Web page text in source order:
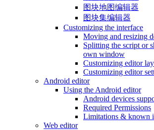
图块地图编辑器
图块集编辑器
Customizing the interface
Moving and resizing
Splitting the script or
own window
Customizing editor
Customizing editor
Android editor
Using the Android editor
Android devices
Required Permissions
Limitations & known
Web editor